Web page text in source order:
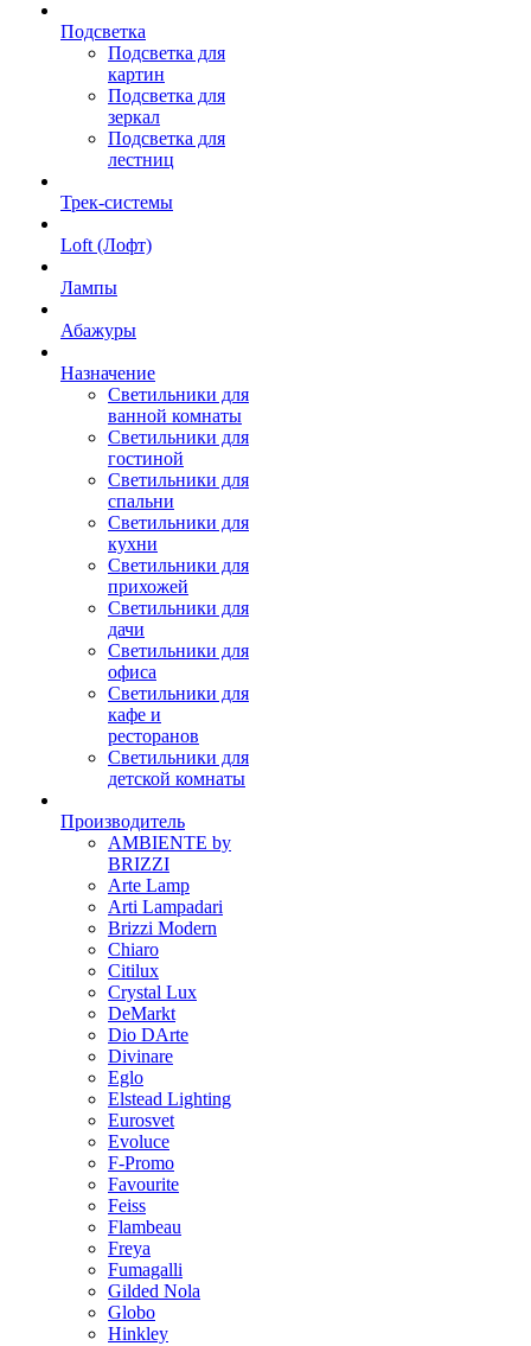
Подсветка
Подсветка для
картин
Подсветка для
зеркал
Подсветка для
лестниц
Трек-системы
Loft (Лофт)
Лампы
Абажуры
Назначение
Светильники для
ванной комнаты
Светильники для
гостиной
Светильники для
спальни
Светильники для
кухни
Светильники для
прихожей
Светильники для
дачи
Светильники для
офиса
Светильники для
кафе и
ресторанов
Светильники для
детской комнаты
Производитель
AMBIENTE by
BRIZZI
Arte Lamp
Arti Lampadari
Brizzi Modern
Chiaro
Citilux
Crystal Lux
DeMarkt
Dio DArte
Divinare
Eglo
Elstead Lighting
Eurosvet
Evoluce
F-Promo
Favourite
Feiss
Flambeau
Freya
Fumagalli
Gilded Nola
Globo
Hinkley